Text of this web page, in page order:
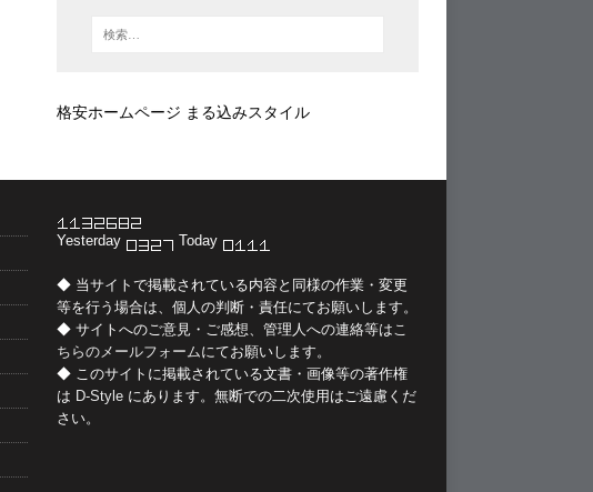
格安ホームページ まる込みスタイル
Yesterday Today
◆ 当サイトで掲載されている内容と同様の作業・変更
等を行う場合は、個人の判断・責任にてお願いします。
◆ サイトへのご意見・ご感想、管理人への連絡等は こ
ちらのメールフォームにてお願いします。
◆ このサイトに掲載されている文書・画像等の著作権
は D-Styleにあります。無断での二次使用はご遠慮くだ
さい。